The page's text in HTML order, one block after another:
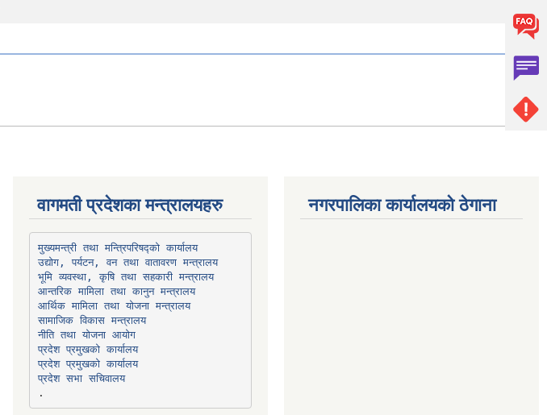
वागमती प्रदेशका मन्त्रालयहरु
मुख्यमन्त्री तथा मन्त्रिपरिषद्को कार्यालय
उद्योग, पर्यटन, वन तथा वातावरण मन्त्रालय
भूमि व्यवस्था, कृषि तथा सहकारी मन्त्रालय
आन्तरिक मामिला तथा कानुन मन्त्रालय
आर्थिक मामिला तथा योजना मन्त्रालय
सामाजिक विकास मन्त्रालय
नीति तथा योजना आयोग
प्रदेश प्रमुखको कार्यालय
प्रदेश प्रमुखको कार्यालय
प्रदेश सभा सचिवालय
नगरपालिका कार्यालयको ठेगाना